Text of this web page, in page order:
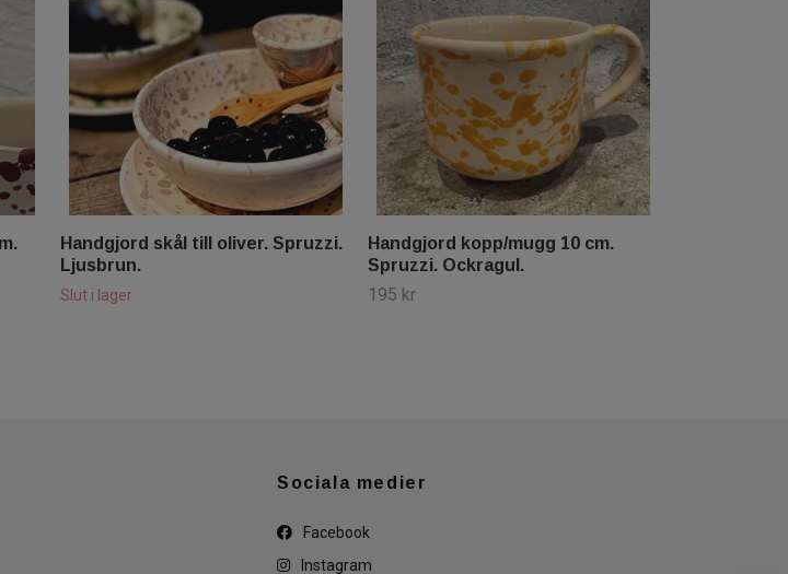
Handgjord skål till oliver. Spruzzi.
Ljusbrun.
Slut i lager
Handgjord kopp/mugg 10 cm.
Spruzzi. Ockragul.
195 kr
Sociala medier
Facebook
Instagram